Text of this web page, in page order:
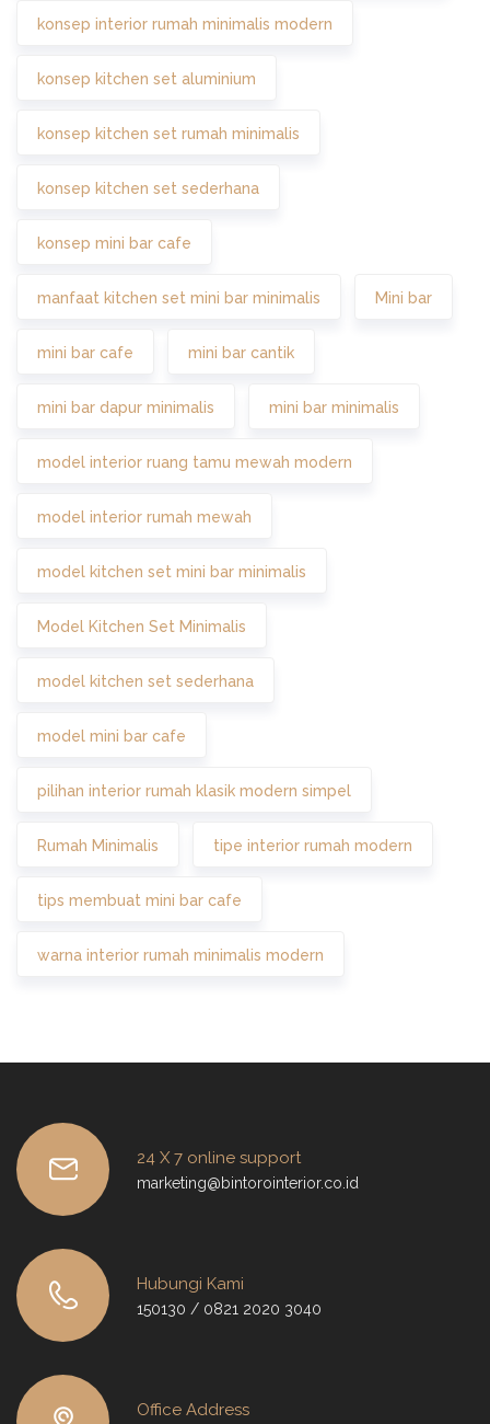
konsep interior rumah minimalis modern
konsep kitchen set aluminium
konsep kitchen set rumah minimalis
konsep kitchen set sederhana
konsep mini bar cafe
manfaat kitchen set mini bar minimalis Mini bar
mini bar cafe mini bar cantik
mini bar dapur minimalis mini bar minimalis
model interior ruang tamu mewah modern
model interior rumah mewah
model kitchen set mini bar minimalis
Model Kitchen Set Minimalis
model kitchen set sederhana
model mini bar cafe
pilihan interior rumah klasik modern simpel
Rumah Minimalis tipe interior rumah modern
tips membuat mini bar cafe
warna interior rumah minimalis modern
24 X 7 online support
marketing@bintorointerior.co.id
Hubungi Kami
150130 / 0821 2020 3040
Office Address